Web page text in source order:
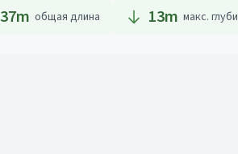
общая длина 13m макс.